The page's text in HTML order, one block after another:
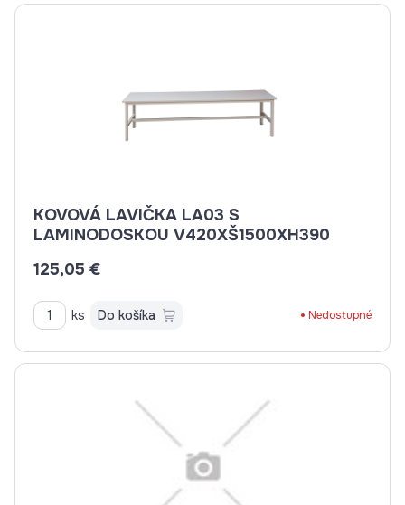
KOVOVÁ LAVIČKA LA03 S
LAMINODOSKOU V420XŠ1500XH390
125,05 €
ks Do košíka Nedostupné